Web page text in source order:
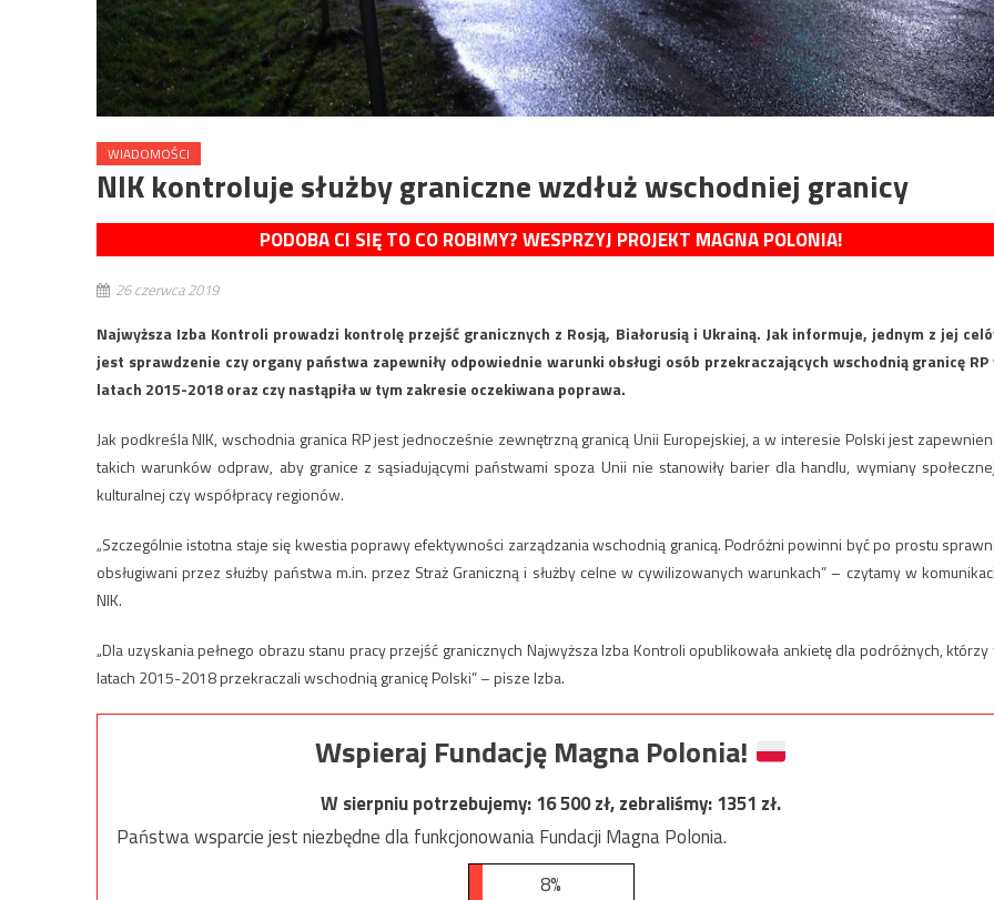
WIADOMOŚCI
NIK kontroluje służby graniczne wzdłuż wschodniej granicy
PODOBA CI SIĘ TO CO ROBIMY? WESPRZYJ PROJEKT MAGNA POLONIA!
26 czerwca 2019
Najwyższa Izba Kontroli prowadzi kontrolę przejść granicznych z Rosją, Białorusią i Ukrainą. Jak informuje, jednym z jej
jest sprawdzenie czy organy państwa zapewniły odpowiednie warunki obsługi osób przekraczających wschodnią granicę RP
latach 2015-2018 oraz czy nastąpiła w tym zakresie oczekiwana poprawa.
Jak podkreśla NIK, wschodnia granica RP jest jednocześnie zewnętrzną granicą Unii Europejskiej, a w interesie Polski jest
takich warunków odpraw, aby granice z sąsiadującymi państwami spoza Unii nie stanowiły barier dla handlu, wymiany
kulturalnej czy współpracy regionów.
„Szczególnie istotna staje się kwestia poprawy efektywności zarządzania wschodnią granicą. Podróżni powinni być po prostu
obsługiwani przez służby państwa m.in. przez Straż Graniczną i służby celne w cywilizowanych warunkach” – czytamy w
NIK.
„Dla uzyskania pełnego obrazu stanu pracy przejść granicznych Najwyższa Izba Kontroli opublikowała ankietę dla podróżnych, którzy
latach 2015-2018 przekraczali wschodnią granicę Polski” – pisze Izba.
Wspieraj Fundację Magna Polonia!
W sierpniu potrzebujemy:16 500zł, zebraliśmy:1351 zł.
Państwa wsparcie jest niezbędne dla funkcjonowania Fundacji Magna Polonia.
8%